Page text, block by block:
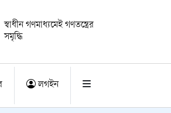
স্বাধীন গণমাধ্যমেই গণতন্ত্রের
সমৃদ্ধি
লগইন